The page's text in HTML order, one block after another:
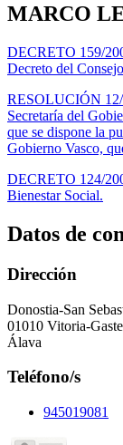
MARCO
DECRETO 159/
Decreto del
RESOLUCIÓN 12/
Secretaría del
que se dispone la
Gobierno Vasco,
DECRETO 124/
Bienestar Social.
Datos de
Dirección
Donostia-San
01010 Vitoria-
Álava
Teléfono/s
945019081